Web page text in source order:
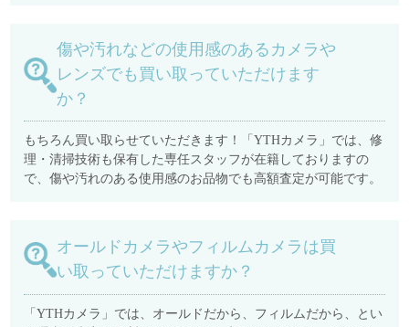
傷や汚れなどの使用感のあるカメラや
レンズでも買い取っていただけます
か？
もちろん買い取らせていただきます！「YTHカメラ」では、修
理・清掃技術も保有した専任スタッフが在籍しておりますの
で、傷や汚れのある使用感のお品物でも高額査定が可能です。
オールドカメラやフィルムカメラは買
い取っていただけますか？
「YTHカメラ」では、オールドだから、フィルムだから、とい